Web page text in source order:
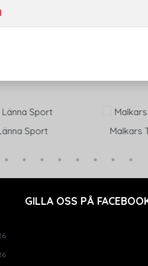
Sport Malkars
GILLA OSS PÅ